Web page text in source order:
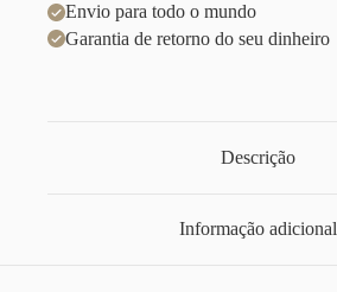
Envio para todo o mundo
Garantia de retorno do seu dinheiro
Descrição
Informação adicional